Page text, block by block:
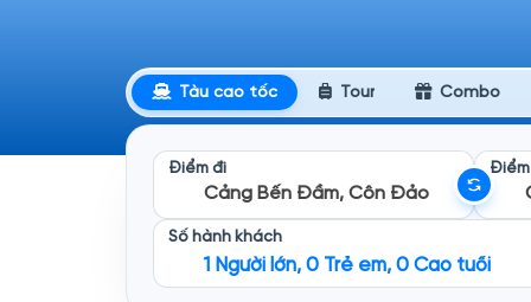
Tàu cao tốc Tour Combo
Điểm đi
Cảng Bến Đầm, Côn Đảo
Số hành khách